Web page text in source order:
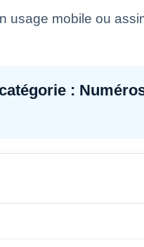
usage mobile ou
: